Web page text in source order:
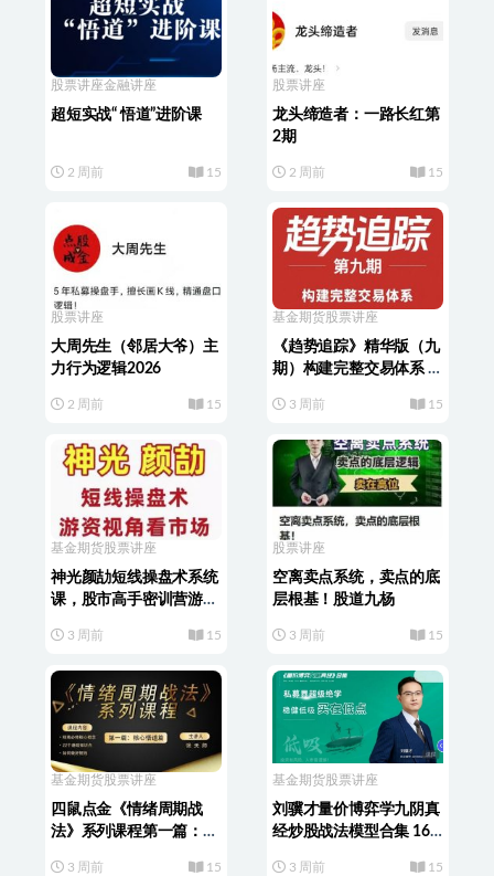
股票讲座金融讲座
超短实战“ 悟道”进阶课
2 周前 15
股票讲座
龙头缔造者：一路长红第
2期
2 周前 15
股票讲座
大周先生（邻居大爷）主
力行为逻辑2026
2 周前 15
基金期货股票讲座
《趋势追踪》精华版（九
期）构建完整交易体系 期
3 周前 15
基金期货股票讲座
神光颜劼短线操盘术系统
课，股市高手密训营游资
3 周前 15
股票讲座
空离卖点系统，卖点的底
层根基！股道九杨
3 周前 15
基金期货股票讲座
四鼠点金《情绪周期战
法》系列课程第一篇：核
3 周前 15
基金期货股票讲座
刘骥才量价博弈学九阴真
经炒股战法模型合集 16
3 周前 15